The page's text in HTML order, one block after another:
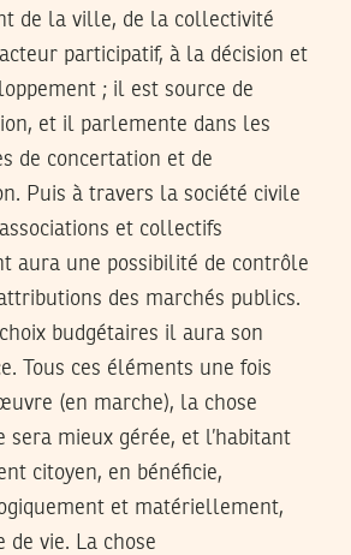
de la ville, de la collectivité
participatif, à la décision et
; il est source de
et il parlemente dans les
de concertation et de
Puis à travers la société civile
et collectifs
aura une possibilité de contrôle
des marchés publics.
budgétaires il aura son
Tous ces éléments une fois
(en marche), la chose
sera mieux gérée, et l’habitant
citoyen, en bénéficie,
et matériellement,
de vie. La chose